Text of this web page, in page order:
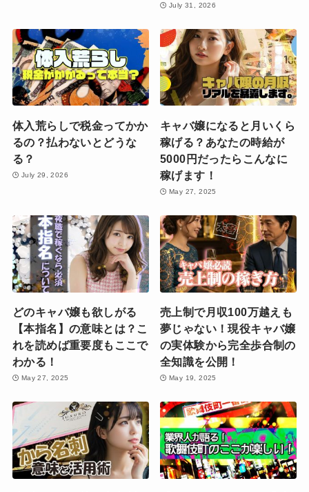
July 31, 2026
体入荒らしで税金ってかか
るの？払わないとどうな
る？
July 29, 2026
キャバ嬢になると月いくら
稼げる？あなたの時給が
5000円だったらこんなに
稼げます！
May 27, 2025
どのキャバ嬢も欲しがる
【本指名】の意味とは？こ
れを読めば重要度もここで
わかる！
May 27, 2025
売上制で月収100万越えも
夢じゃない！現役キャバ嬢
の実体験から完全歩合制の
全知識を公開！
May 19, 2025